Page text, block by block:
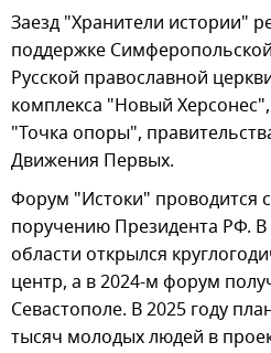
Заезд "Хранители истории"
поддержке
Русской православной
комплекса "Новый
"Точка опоры",
Движения Первых.
Форум "Истоки" проводится
поручению Президента РФ. В
области открылся
центр, а в 2024-м форум
Севастополе. В 2025 году
тысяч молодых людей в